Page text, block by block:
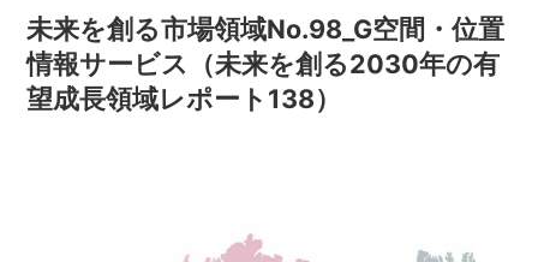
未来を創る市場領域No.98_G空間・位置
情報サービス（未来を創る2030年の有
望成長領域レポート138）